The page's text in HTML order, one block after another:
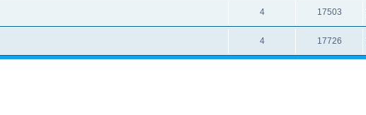
4 17503
4 17726